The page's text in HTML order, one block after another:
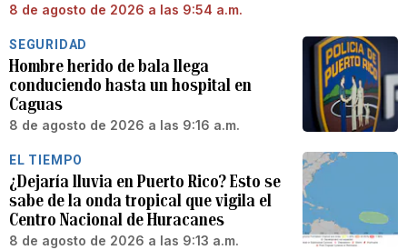
8 de agosto de 2026 a las 9:54 a.m.
SEGURIDAD
Hombre herido de bala llega
conduciendo hasta un hospital en
Caguas
8 de agosto de 2026 a las 9:16 a.m.
EL TIEMPO
¿Dejaría lluvia en Puerto Rico? Esto se
sabe de la onda tropical que vigila el
Centro Nacional de Huracanes
8 de agosto de 2026 a las 9:13 a.m.